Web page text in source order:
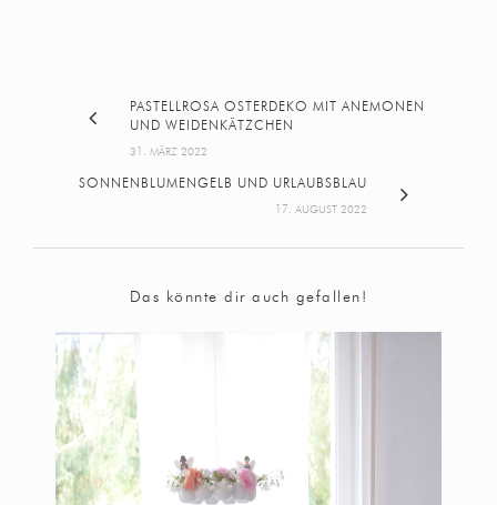
PASTELLROSA OSTERDEKO MIT ANEMONEN
UND WEIDENKÄTZCHEN
31. MÄRZ 2022
SONNENBLUMENGELB UND URLAUBSBLAU
17. AUGUST 2022
Das könnte dir auch gefallen!